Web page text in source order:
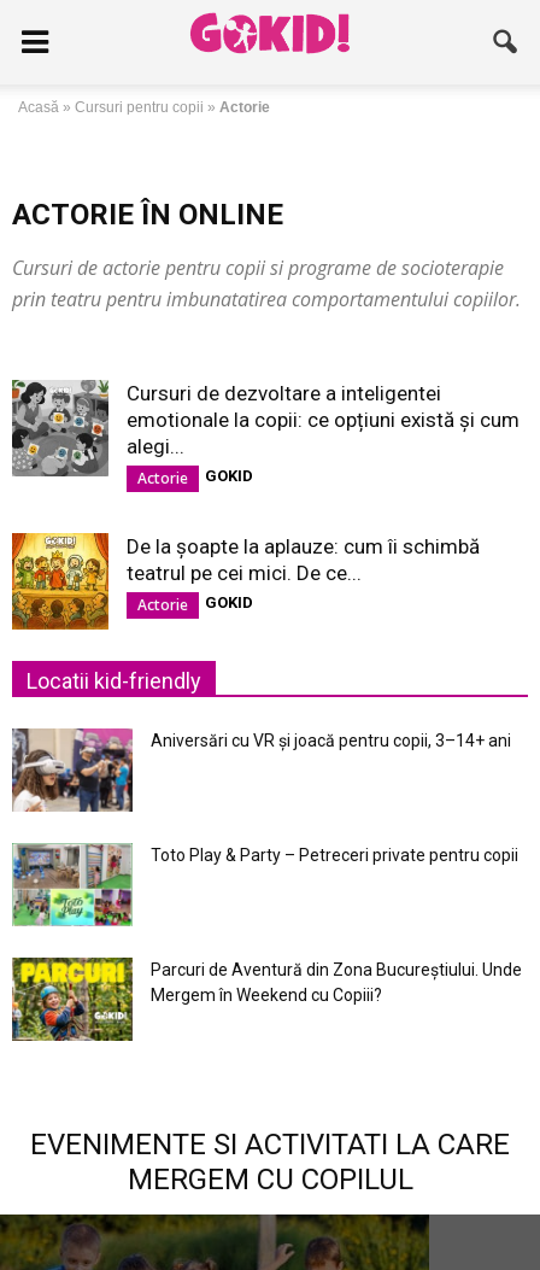
Acasă » Cursuri pentru copii » Actorie
ACTORIE ÎN ONLINE
Cursuri de actorie pentru copii si programe de socioterapie
prin teatru pentru imbunatatirea comportamentului copiilor.
Cursuri de dezvoltare a inteligentei
emotionale la copii: ce opțiuni există și cum
alegi...
Actorie GOKID
De la șoapte la aplauze: cum îi schimbă
teatrul pe cei mici. De ce...
Actorie GOKID
Locatii kid-friendly
Aniversări cu VR și joacă pentru copii, 3–14+ ani
Toto Play & Party – Petreceri private pentru copii
Parcuri de Aventură din Zona Bucureştiului. Unde
Mergem în Weekend cu Copiii?
EVENIMENTE SI ACTIVITATI LA CARE
MERGEM CU COPILUL